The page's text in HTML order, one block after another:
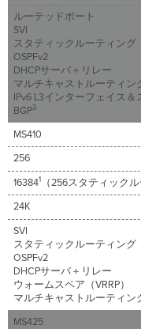
ド
ポ
ト
の
他
ッ
へ
の
動
SVI、
ル
ー
テ
ッ
ルーテッドポート
SVI
スタティックルーティング
OSPFv2
DHCPサーバ＋リレー
マルチキャストルーティン
IPv6 L3インターフェイス
BGP3
MS410
256
163841（256スタティックル
24K
SVI
スタティックルーティング
OSPFv2
DHCPサーバ＋リレー
ウォームスペア（VRRP）
マルチキャストルーティン
MS425